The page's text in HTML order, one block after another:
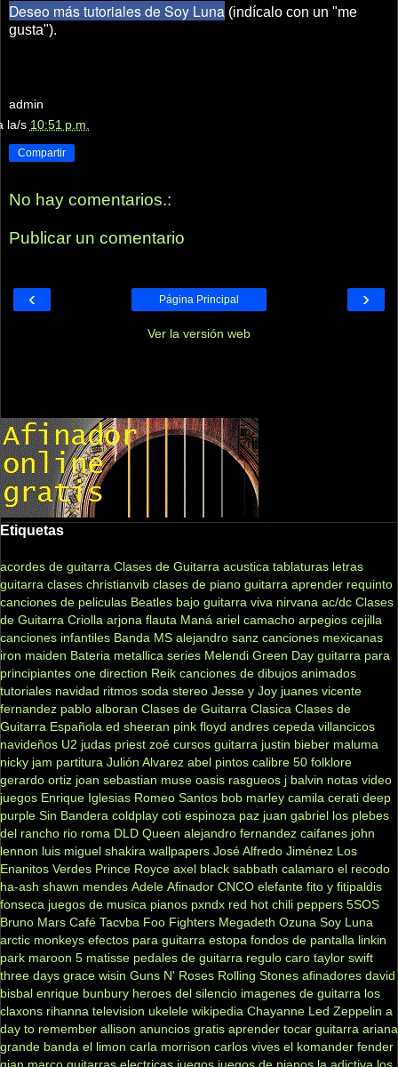
Deseo más tutoriales de Soy Luna (indícalo con un "me
gusta").
admin
la/s 10:51 p.m.
Compartir
No hay comentarios.:
Publicar un comentario
‹ ›
Página Principal
Ver la versión web
Etiquetas
acordes de guitarra Clases de Guitarra acustica tablaturas letras
guitarra clases christianvib clases de piano guitarra aprender requinto
canciones de peliculas Beatles bajo guitarra viva nirvana ac/dc Clases
de Guitarra Criolla arjona flauta Maná ariel camacho arpegios cejilla
canciones infantiles Banda MS alejandro sanz canciones mexicanas
iron maiden Bateria metallica series Melendi Green Day guitarra para
principiantes one direction Reik canciones de dibujos animados
tutoriales navidad ritmos soda stereo Jesse y Joy juanes vicente
fernandez pablo alboran Clases de Guitarra Clasica Clases de
Guitarra Española ed sheeran pink floyd andres cepeda villancicos
navideños U2 judas priest zoé cursos guitarra justin bieber maluma
nicky jam partitura Julión Alvarez abel pintos calibre 50 folklore
gerardo ortiz joan sebastian muse oasis rasgueos j balvin notas video
juegos Enrique Iglesias Romeo Santos bob marley camila cerati deep
purple Sin Bandera coldplay coti espinoza paz juan gabriel los plebes
del rancho rio roma DLD Queen alejandro fernandez caifanes john
lennon luis miguel shakira wallpapers José Alfredo Jiménez Los
Enanitos Verdes Prince Royce axel black sabbath calamaro el recodo
ha-ash shawn mendes Adele Afinador CNCO elefante fito y fitipaldis
fonseca juegos de musica pianos pxndx red hot chili peppers 5SOS
Bruno Mars Café Tacvba Foo Fighters Megadeth Ozuna Soy Luna
arctic monkeys efectos para guitarra estopa fondos de pantalla linkin
park maroon 5 matisse pedales de guitarra regulo caro taylor swift
three days grace wisin Guns N' Roses Rolling Stones afinadores david
bisbal enrique bunbury heroes del silencio imagenes de guitarra los
claxons rihanna television ukelele wikipedia Chayanne Led Zeppelin a
day to remember allison anuncios gratis aprender tocar guitarra ariana
grande banda el limon carla morrison carlos vives el komander fender